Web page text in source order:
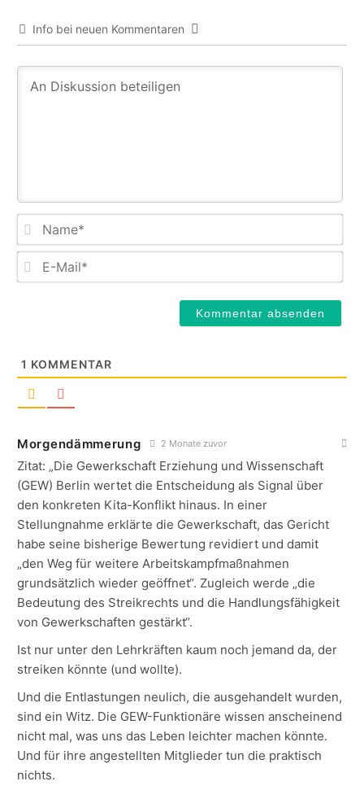
Info bei neuen Kommentaren
E-
1 KOMMENTAR
Morgendämmerung 2 Monate zuvor
Zitat: „Die Gewerkschaft Erziehung und Wissenschaft
(GEW) Berlin wertet die Entscheidung als Signal über
den konkreten Kita-Konflikt hinaus. In einer
Stellungnahme erklärte die Gewerkschaft, das Gericht
habe seine bisherige Bewertung revidiert und damit
„den Weg für weitere Arbeitskampfmaßnahmen
grundsätzlich wieder geöffnet“. Zugleich werde „die
Bedeutung des Streikrechts und die Handlungsfähigkeit
von Gewerkschaften gestärkt“.
Ist nur unter den Lehrkräften kaum noch jemand da, der
streiken könnte (und wollte).
Und die Entlastungen neulich, die ausgehandelt wurden,
sind ein Witz. Die GEW-Funktionäre wissen anscheinend
nicht mal, was uns das Leben leichter machen könnte.
Und für ihre angestellten Mitglieder tun die praktisch
nichts.